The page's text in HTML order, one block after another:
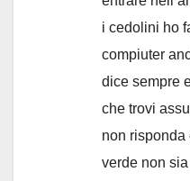
i cedolini ho
compiuter
dice sempre
che trovi
non risponda
verde non